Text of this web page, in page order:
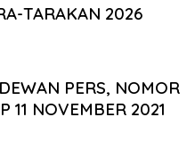
TARAKAN 2026
PERS, NOMOR
11 NOVEMBER 2021